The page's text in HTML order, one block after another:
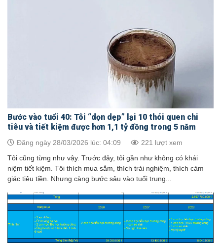
Bước vào tuổi 40: Tôi “dọn dẹp” lại 10 thói quen chi
tiêu và tiết kiệm được hơn 1,1 tỷ đồng trong 5 năm
Đăng ngày 28/03/2026 lúc: 04:09 221 lượt xem
Tôi cũng từng như vậy. Trước đây, tôi gần như không có khái
niệm tiết kiệm. Tôi thích mua sắm, thích trải nghiệm, thích cảm
giác tiêu tiền. Nhưng càng bước sâu vào tuổi trung...